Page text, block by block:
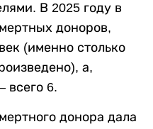
В 2025 году в
доноров,
(именно столько
а,
всего 6.
донора дала